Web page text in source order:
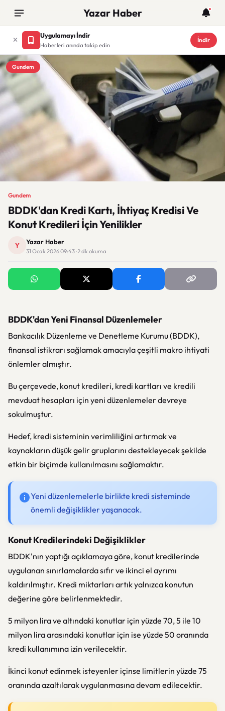
Yazar Haber
Uygulamayı İndir
Haberleri anında takip edin
İndir
Gundem
Gundem
BDDK'dan Kredi Kartı, İhtiyaç Kredisi Ve
Konut Kredileri İçin Yenilikler
Y Yazar Haber
31 Ocak 2026 09:43 · 2 dk okuma
BDDK'dan Yeni Finansal Düzenlemeler
Bankacılık Düzenleme ve Denetleme Kurumu (BDDK),
finansal istikrarı sağlamak amacıyla çeşitli makro ihtiyati
önlemler almıştır.
Bu çerçevede, konut kredileri, kredi kartları ve kredili
mevduat hesapları için yeni düzenlemeler devreye
sokulmuştur.
Hedef, kredi sisteminin verimliliğini artırmak ve
kaynakların düşük gelir gruplarını destekleyecek şekilde
etkin bir biçimde kullanılmasını sağlamaktır.
Yeni düzenlemelerle birlikte kredi sisteminde
önemli değişiklikler yaşanacak.
Konut Kredilerindeki Değişiklikler
BDDK'nın yaptığı açıklamaya göre, konut kredilerinde
uygulanan sınırlamalarda sıfır ve ikinci el ayrımı
kaldırılmıştır. Kredi miktarları artık yalnızca konutun
değerine göre belirlenmektedir.
5 milyon lira ve altındaki konutlar için yüzde 70, 5 ile 10
milyon lira arasındaki konutlar için ise yüzde 50 oranında
kredi kullanımına izin verilecektir.
İkinci konut edinmek isteyenler içinse limitlerin yüzde 75
oranında azaltılarak uygulanmasına devam edilecektir.